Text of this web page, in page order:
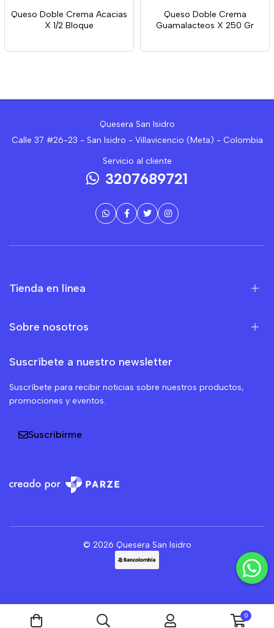
Queso Doble Crema Acacias
X 1/2 Bloque
Queso Doble Crema
Guamalacteos X 250 Gr
Quesera San Isidro
Calle 37 #26-23 - San Isidro - Villavicencio (Meta) - Colombia
Servicio al cliente
3207689721
Tienda en línea
Sobre nosotros
Suscríbete a nuestro newsletter
Suscríbete para recibir noticias sobre nuestros productos,
promociones y eventos.
Suscribirme
© 2026 Quesera San Isidro
0